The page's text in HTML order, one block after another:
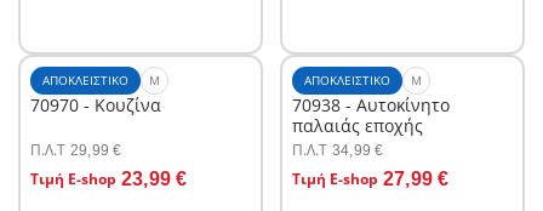
ΑΠΟΚΛΕΙΣΤΙΚΌ M
70970 - Κουζίνα
Π.Λ.T 29,99 €
Τιμή E-shop 23,99 €
Στο καλάθι
ΑΠΟΚΛΕΙΣΤΙΚΌ M
70938 - Αυτοκίνητο
παλαιάς εποχής
Π.Λ.T 34,99 €
Τιμή E-shop 27,99 €
Στο καλάθι